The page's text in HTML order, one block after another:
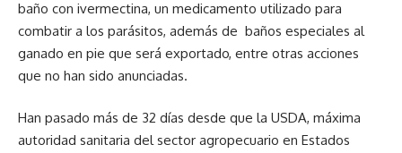
baño con ivermectina, un medicamento utilizado para
combatir a los parásitos, además de baños especiales al
ganado en pie que será exportado, entre otras acciones
que no han sido anunciadas.
Han pasado más de 32 días desde que la USDA, máxima
autoridad sanitaria del sector agropecuario en Estados